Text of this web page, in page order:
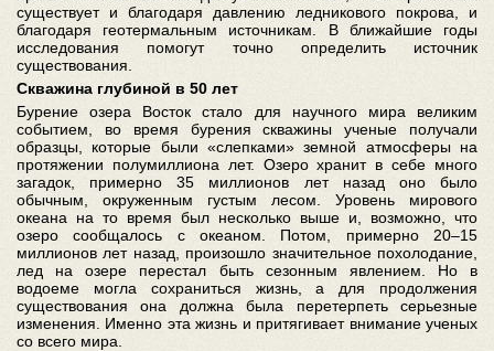
существует и благодаря давлению ледникового покрова, и
благодаря геотермальным источникам. В ближайшие годы
исследования помогут точно определить источник
существования.
Скважина глубиной в 50 лет
Бурение озера Восток стало для научного мира великим
событием, во время бурения скважины ученые получали
образцы, которые были «слепками» земной атмосферы на
протяжении полумиллиона лет. Озеро хранит в себе много
загадок, примерно 35 миллионов лет назад оно было
обычным, окруженным густым лесом. Уровень мирового
океана на то время был несколько выше и, возможно, что
озеро сообщалось с океаном. Потом, примерно 20–15
миллионов лет назад, произошло значительное похолодание,
лед на озере перестал быть сезонным явлением. Но в
водоеме могла сохраниться жизнь, а для продолжения
существования она должна была перетерпеть серьезные
изменения. Именно эта жизнь и притягивает внимание ученых
со всего мира.